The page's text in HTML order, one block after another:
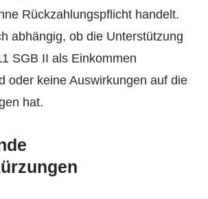
Rückzahlungspflicht handelt.
abhängig, ob die Unterstützung
SGB II als Einkommen
oder keine Auswirkungen auf die
hat.